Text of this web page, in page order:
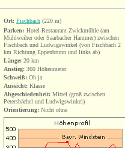
Ort: Fischbach (220 m)
Parken: Hotel-Restaurant Zwickmühle (am
Mühlweiher oder Saarbacher Hammer) zwischen
Fischbach und Ludwigswinkel (von Fischbach 2
km Richtung Eppenbrunn und links ab)
Länge: 20 km
Anstieg: 360 Höhenmeter
Schweiß: Oh ja
Aussicht: Klasse
Abgeschiedenheit: Mittel (groß zwischen
Petersbächel und Ludwigswinkel)
Orientierung: Nicht ohne